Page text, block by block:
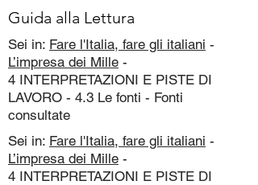
Guida alla Lettura
Sei in: Fare l'Italia, fare gli italiani -
L’impresa dei Mille -
4 INTERPRETAZIONI E PISTE DI
LAVORO - 4.3 Le fonti - Fonti
consultate
Sei in: Fare l'Italia, fare gli italiani -
L’impresa dei Mille -
4 INTERPRETAZIONI E PISTE DI